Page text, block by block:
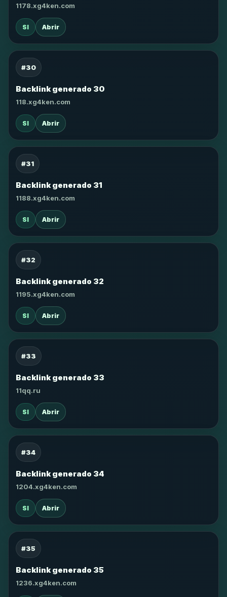
1178.xg4ken.com
SI Abrir
#30
Backlink generado 30
118.xg4ken.com
SI Abrir
#31
Backlink generado 31
1188.xg4ken.com
SI Abrir
#32
Backlink generado 32
1195.xg4ken.com
SI Abrir
#33
Backlink generado 33
11qq.ru
SI Abrir
#34
Backlink generado 34
1204.xg4ken.com
SI Abrir
#35
Backlink generado 35
1236.xg4ken.com